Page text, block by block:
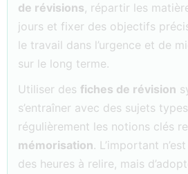
de révisions, répartir les
jours et fixer des objectifs
le travail dans l’urgence et de
sur le long terme.
Utiliser des fiches de révision
s’entraîner avec des sujets
régulièrement les notions clés
mémorisation. L’important
des heures à relire, mais